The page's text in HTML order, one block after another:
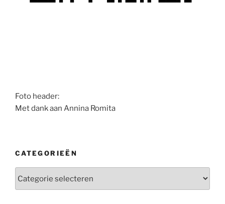
Foto header:
Met dank aan Annina Romita
CATEGORIEËN